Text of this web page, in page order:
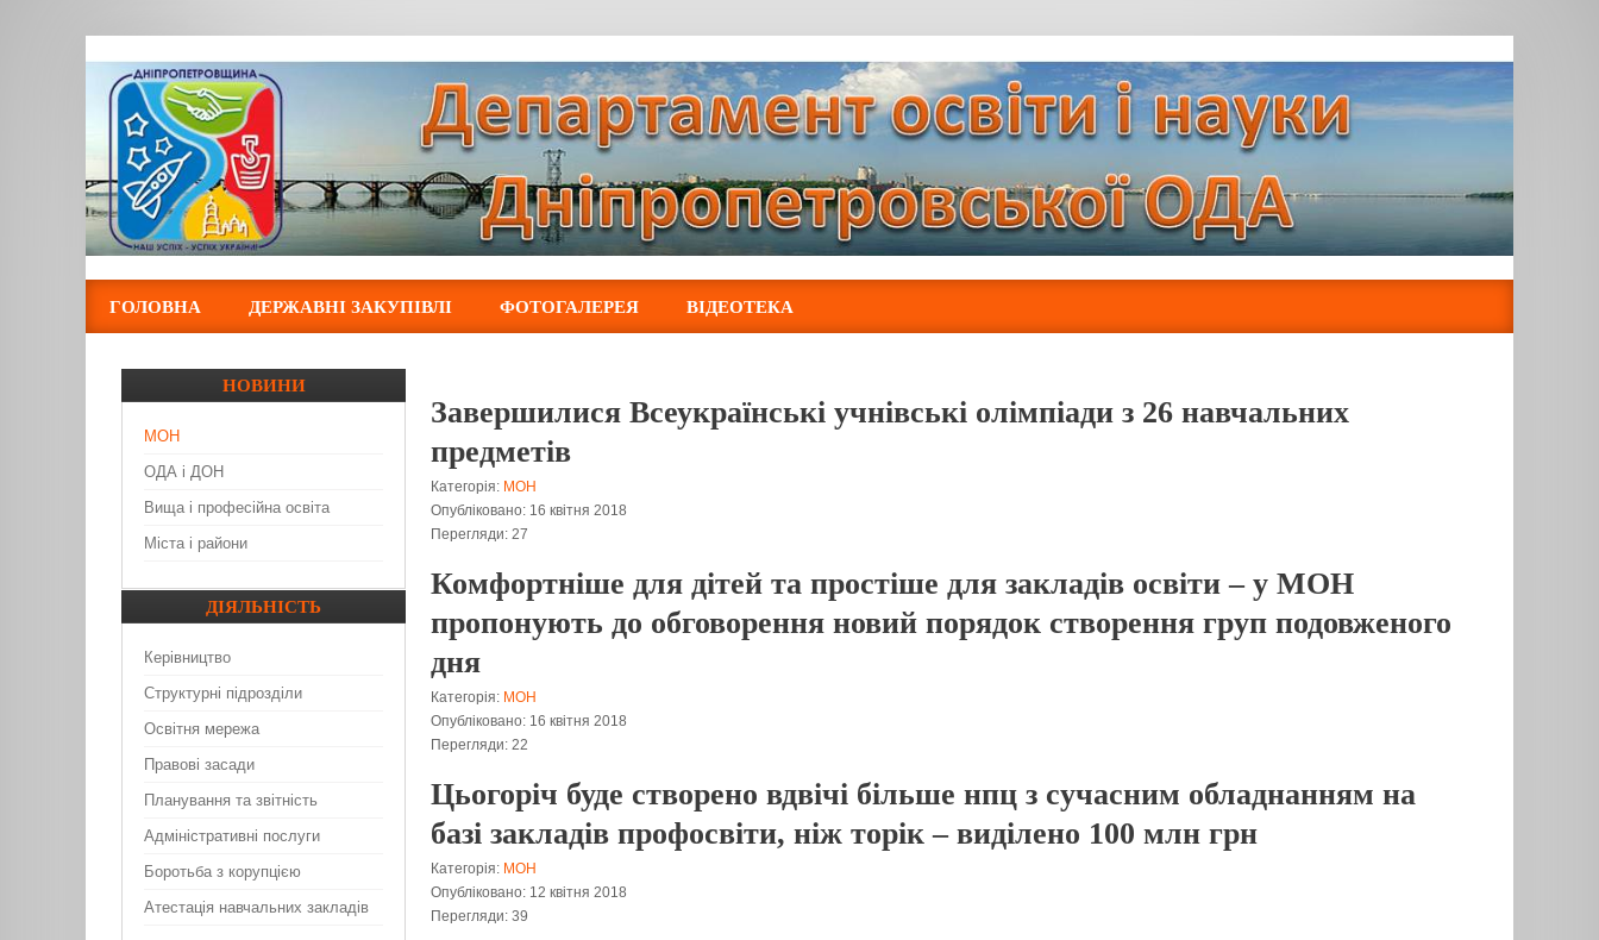
ГОЛОВНА ДЕРЖАВНІ ЗАКУПІВЛІ ФОТОГАЛЕРЕЯ ВІДЕОТЕКА
Завершилися Всеукраїнські учнівські олімпіади з 26 навчальних
предметів
Категорія: МОН
Опубліковано: 16 квітня 2018
Перегляди: 27
Комфортніше для дітей та простіше для закладів освіти – у МОН
пропонують до обговорення новий порядок створення груп подовженого
дня
Категорія: МОН
Опубліковано: 16 квітня 2018
Перегляди: 22
Цьогоріч буде створено вдвічі більше нпц з сучасним обладнанням на
базі закладів профосвіти, ніж торік – виділено 100 млн грн
Категорія: МОН
Опубліковано: 12 квітня 2018
Перегляди: 39
НОВИНИ
МОН
ОДА і ДОН
Вища і професійна освіта
Міста і райони
ДІЯЛЬНІСТЬ
Керівництво
Структурні підрозділи
Освітня мережа
Правові засади
Планування та звітність
Адміністративні послуги
Боротьба з корупцією
Атестація навчальних закладів